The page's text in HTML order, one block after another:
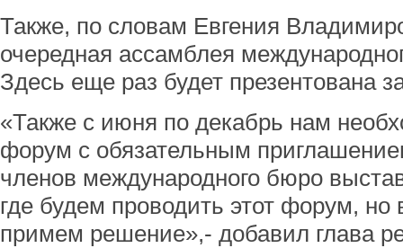
Также, по словам Евгения
очередная ассамблея
Здесь еще раз будет презентована
«Также с июня по декабрь нам
форум с обязательным
членов международного бюро
где будем проводить этот форум,
примем решение»,- добавил глава